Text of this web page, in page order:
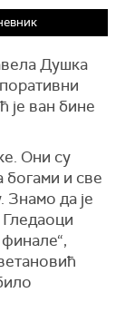
Душка
је ван бине
Они су
богами и све
Знамо да је